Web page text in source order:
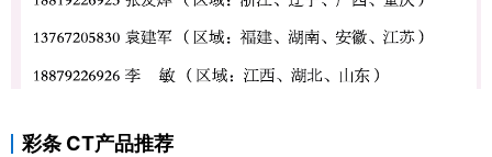
彩条 CT产品推荐